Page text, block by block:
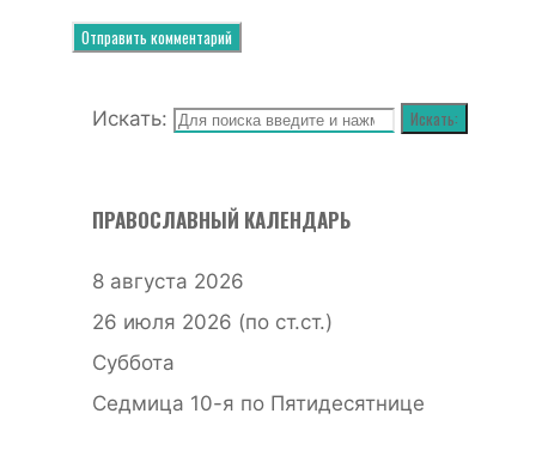
Искать: Искать:
ПРАВОСЛАВНЫЙ КАЛЕНДАРЬ
8 августа 2026
26 июля 2026 (по ст.ст.)
Суббота
Седмица 10-я по Пятидесятнице